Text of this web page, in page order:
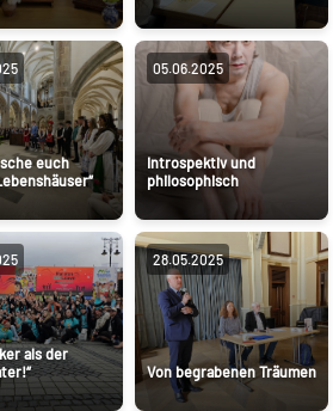
euch
05.06.2025
Introspektiv und
philosophisch
als der
28.05.2025
Von begrabenen Träumen